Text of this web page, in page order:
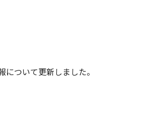
ついて更新しました。